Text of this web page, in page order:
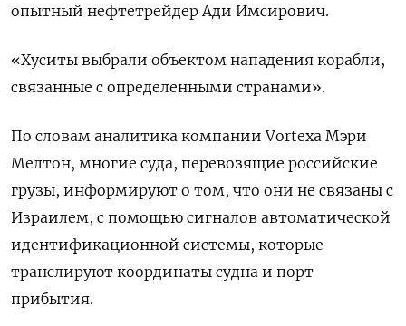
опытный нефтетрейдер Ади Имсирович.
«Хуситы выбрали объектом нападения корабли,
связанные с определенными странами».
По словам аналитика компании Vortexa Мэри
Мелтон, многие суда, перевозящие российские
грузы, информируют о том, что они не связаны с
Израилем, с помощью сигналов автоматической
идентификационной системы, которые
транслируют координаты судна и порт
прибытия.